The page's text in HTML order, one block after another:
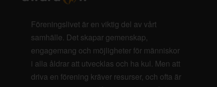
Föreningslivet är en viktig del av vårt
samhälle. Det skapar gemenskap,
engagemang och möjligheter för människor
i alla åldrar att utvecklas och ha kul. Men att
driva en förening kräver resurser, och ofta är